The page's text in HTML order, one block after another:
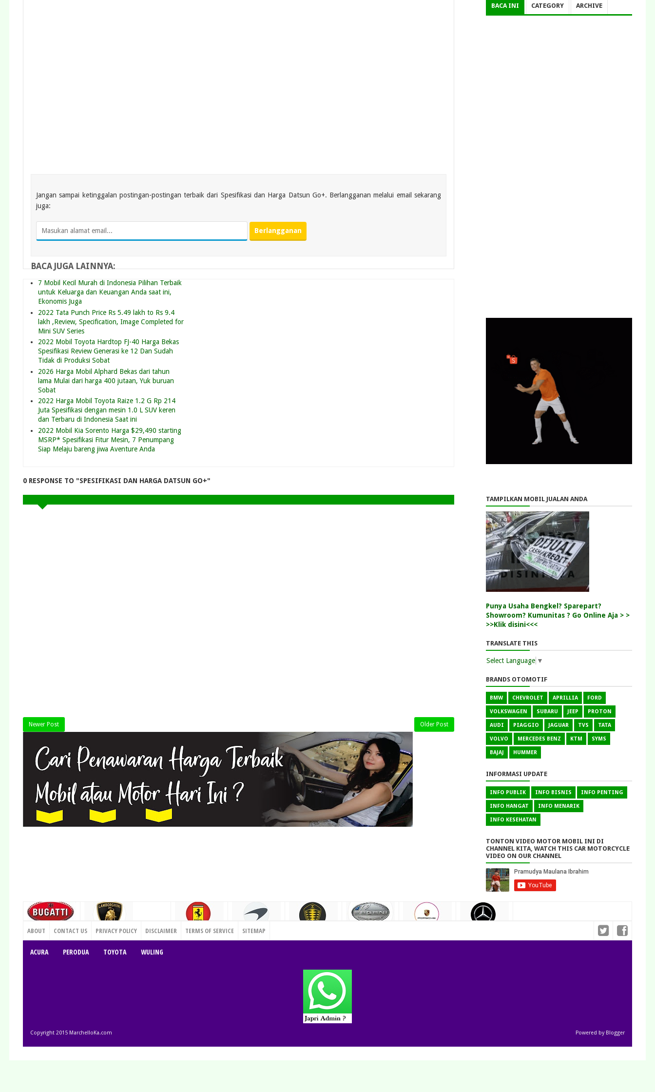
Jangan sampai ketinggalan postingan-postingan terbaik dari Spesifikasi dan Harga Datsun Go+. Berlangganan melalui email sekarang
juga:
BACA JUGA LAINNYA:
7 Mobil Kecil Murah di Indonesia Pilihan Terbaik
untuk Keluarga dan Keuangan Anda saat ini,
Ekonomis Juga
2022 Tata Punch Price Rs 5.49 lakh to Rs 9.4
lakh ,Review, Specification, Image Completed for
Mini SUV Series
2022 Mobil Toyota Hardtop FJ-40 Harga Bekas
Spesifikasi Review Generasi ke 12 Dan Sudah
Tidak di Produksi Sobat
2026 Harga Mobil Alphard Bekas dari tahun
lama Mulai dari harga 400 jutaan, Yuk buruan
Sobat
2022 Harga Mobil Toyota Raize 1.2 G Rp 214
Juta Spesifikasi dengan mesin 1.0 L SUV keren
dan Terbaru di Indonesia Saat ini
2022 Mobil Kia Sorento Harga $29,490 starting
MSRP* Spesifikasi Fitur Mesin, 7 Penumpang
Siap Melaju bareng jiwa Aventure Anda
0 RESPONSE TO "SPESIFIKASI DAN HARGA DATSUN GO+"
Newer Post Older Post
BACA INI CATEGORY ARCHIVE
TAMPILKAN MOBIL JUALAN ANDA
Punya Usaha Bengkel? Sparepart?
Showroom? Kumunitas ? Go Online Aja > >
>>Klik disini<<<
TRANSLATE THIS
Select Language ▼
BRANDS OTOMOTIF
BMW CHEVROLET APRILLIA FORD
VOLKSWAGEN SUBARU JEEP PROTON
AUDI PIAGGIO JAGUAR TVS TATA
VOLVO MERCEDES BENZ KTM SYMS
BAJAJ HUMMER
INFORMASI UPDATE
INFO PUBLIK INFO BISNIS INFO PENTING
INFO HANGAT INFO MENARIK
INFO KESEHATAN
TONTON VIDEO MOTOR MOBIL INI DI
CHANNEL KITA, WATCH THIS CAR MOTORCYCLE
VIDEO ON OUR CHANNEL
CONTACT US
ABOUT CONTACT US PRIVACY POLICY DISCLAIMER TERMS OF SERVICE SITEMAP
ACURA PERODUA TOYOTA WULING
Copyright 2015 MarchelloKa.com Powered by Blogger